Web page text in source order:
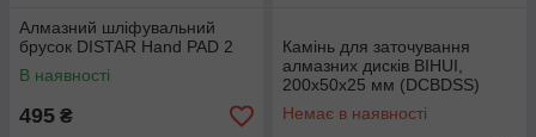
Алмазний шліфувальний
брусок DISTAR Hand PAD 2
В наявності
495 ₴
Камінь для заточування
алмазних дисків BIHUI,
200x50x25 мм (DCBDSS)
Немає в наявності